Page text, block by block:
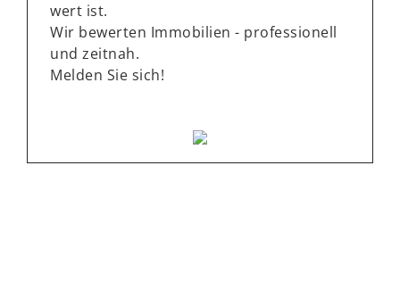
wert ist.
Wir bewerten Immobilien - professionell
und zeitnah.
Melden Sie sich!